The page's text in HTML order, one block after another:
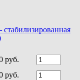
руб.
руб.